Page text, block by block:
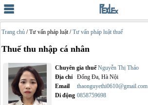
Trang chủ / Tư vấn pháp luật /Tư vấn pháp luật thuế
Thuế thu nhập cá nhân
Chuyên gia thuế Nguyễn Thị Thảo
Địa chỉ
Đống Đa, Hà Nội
Email
thaonguyethi0610@gmail.com
Di động 0858759698